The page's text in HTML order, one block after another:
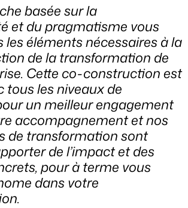
basée sur la
et du pragmatisme vous
les éléments nécessaires à la
de la transformation de
Cette co-construction est
tous les niveaux de
un meilleur engagement
accompagnement et nos
de transformation sont
de l’impact et des
pour à terme vous
dans votre